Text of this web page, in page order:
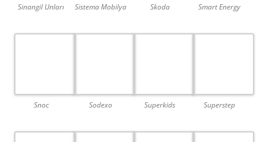
Sinangil Unları Sistema Mobilya Skoda Smart Energy
Snoc Sodexo Superkids Superstep